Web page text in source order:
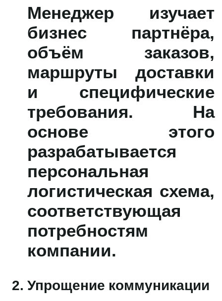
Менеджер изучает
бизнес партнёра,
объём заказов,
маршруты доставки
и специфические
требования. На
основе этого
разрабатывается
персональная
логистическая схема,
соответствующая
потребностям
компании.
Упрощение коммуникации